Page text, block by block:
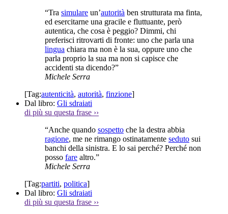
“Tra simulare un’autorità ben strutturata ma finta,
ed esercitarne una gracile e fluttuante, però
autentica, che cosa è peggio? Dimmi, chi
preferisci ritrovarti di fronte: uno che parla una
lingua chiara ma non è la sua, oppure uno che
parla proprio la sua ma non si capisce che
accidenti sta dicendo?”
Michele Serra
[Tag:autenticità, autorità, finzione]
Dal libro: Gli sdraiati
di più su questa frase ››
“Anche quando sospetto che la destra abbia
ragione, me ne rimango ostinatamente seduto sui
banchi della sinistra. E lo sai perché? Perché non
posso fare altro.”
Michele Serra
[Tag:partiti, politica]
Dal libro: Gli sdraiati
di più su questa frase ››